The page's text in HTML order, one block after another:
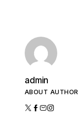
admin
ABOUT AUTHOR